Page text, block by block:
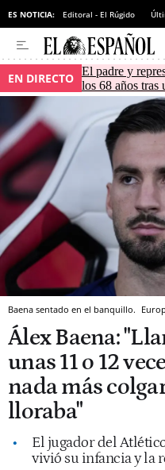
ES NOTICIA: Editoral - El Rúgido
EN DIRECTO El padre y
los 68 años tras
Baena sentado en el banquillo.
Álex Baena:
unas 11 o 12
nada más
lloraba"
El jugador del
vivió su infancia y la